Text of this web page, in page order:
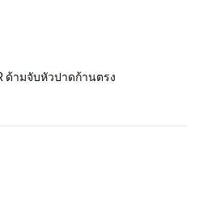
ด้ามจับหัวปาดก้านตรง